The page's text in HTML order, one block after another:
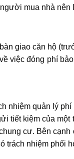
mua nhà
giao căn hộ
việc đóng phí
nhiệm quản lý phí
tiết kiệm của
cư. Bên
trách nhiệm phối